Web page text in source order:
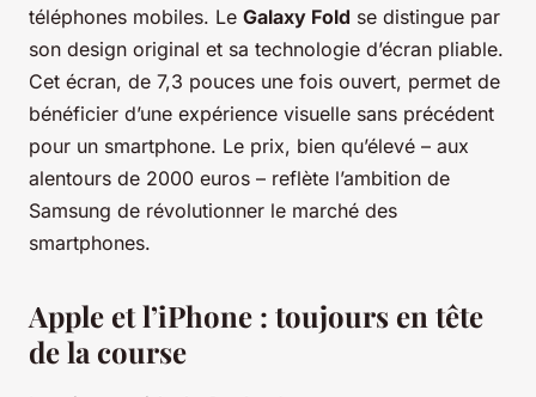
téléphones mobiles. Le Galaxy Fold se distingue par
son design original et sa technologie d’écran pliable.
Cet écran, de 7,3 pouces une fois ouvert, permet de
bénéficier d’une expérience visuelle sans précédent
pour un smartphone. Le prix, bien qu’élevé – aux
alentours de 2000 euros – reflète l’ambition de
Samsung de révolutionner le marché des
smartphones.
Apple et l’iPhone : toujours en tête
de la course